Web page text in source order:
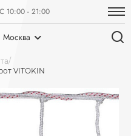
10:00 - 21:00
Москва
VITOKIN